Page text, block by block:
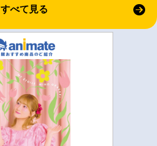
すべて見る